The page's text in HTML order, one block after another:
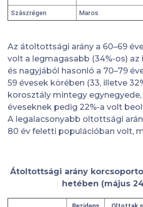
Szászrégen
Maros
Az átoltottsági arány a 60–69
volt a legmagasabb (34%-os) az
és nagyjából hasonló a 70–79
59 évesek körében (33, illetve
korosztály mintegy egynegyede,
éveseknek pedig 22%-a volt
A legalacsonyabb oltottsági
80 év feletti populációban volt,
Átoltottsági arány
hetében (május